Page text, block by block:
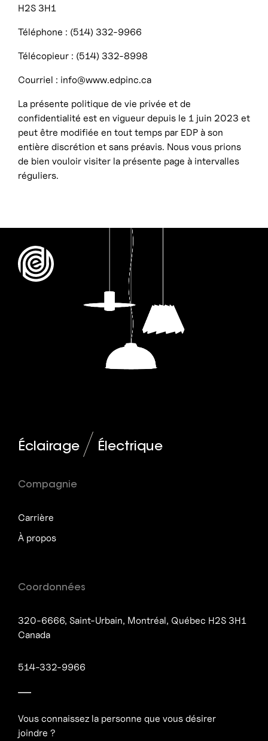
H2S 3H1
Téléphone : (514) 332-9966
Télécopieur : (514) 332-8998
Courriel : info@www.edpinc.ca
La présente politique de vie privée et de
confidentialité est en vigueur depuis le 1 juin 2023 et
peut être modifiée en tout temps par EDP à son
entière discrétion et sans préavis. Nous vous prions
de bien vouloir visiter la présente page à intervalles
réguliers.
Éclairage Électrique
Compagnie
Carrière
À propos
Coordonnées
320-6666, Saint-Urbain, Montréal, Québec H2S 3H1
Canada
514-332-9966
Vous connaissez la personne que vous désirer
joindre ?